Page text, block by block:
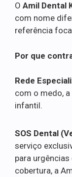
O Amil Dental
com nome
referência
Por que
Rede
com o medo,
infantil.
SOS Dental
serviço
para
cobertura, a